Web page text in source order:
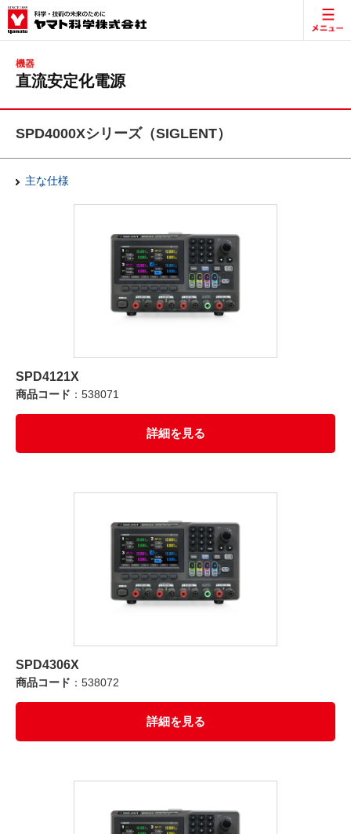
機器
直流安定化電源
SPD4000Xシリーズ（SIGLENT）
主な仕様
SPD4121X
商品コード ：538071
詳細を見る
SPD4306X
商品コード ：538072
詳細を見る